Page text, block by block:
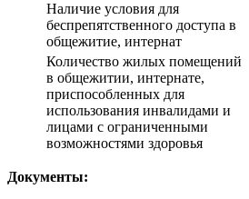
Наличие условия для
беспрепятственного доступа в
общежитие, интернат
Количество жилых помещений
в общежитии, интернате,
приспособленных для
использования инвалидами и
лицами с ограниченными
возможностями здоровья
Документы: